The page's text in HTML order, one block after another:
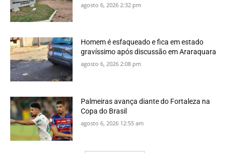
agosto 6, 2026 2:32 pm
Homem é esfaqueado e fica em estado
gravíssimo após discussão em Araraquara
agosto 6, 2026 2:08 pm
Palmeiras avança diante do Fortaleza na
Copa do Brasil
agosto 6, 2026 12:55 am